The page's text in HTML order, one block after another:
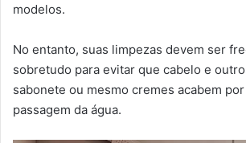
modelos.
No entanto, suas limpezas devem ser
sobretudo para evitar que cabelo e
sabonete ou mesmo cremes acabem
passagem da água.